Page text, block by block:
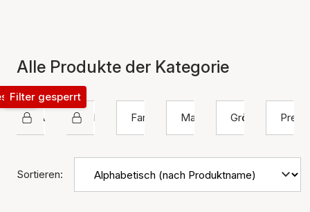
Alle Produkte der Kategorie
SAMIE
Halskette
Filter gesperrt
Farbe
Material Größe Preis
Sortieren: